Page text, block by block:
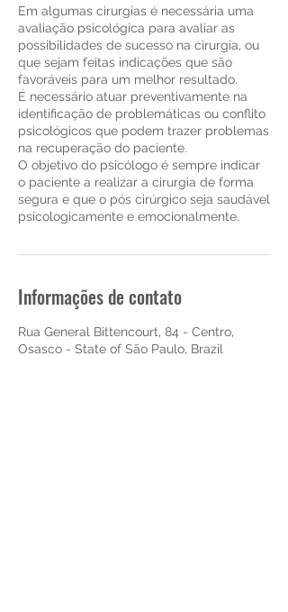
Em algumas cirurgias é necessária uma
avaliação psicológica para avaliar as
possibilidades de sucesso na cirurgia, ou
que sejam feitas indicações que são
favoráveis para um melhor resultado.
É necessário atuar preventivamente na
identificação de problemáticas ou conflito
psicológicos que podem trazer problemas
na recuperação do paciente.
O objetivo do psicólogo é sempre indicar
o paciente a realizar a cirurgia de forma
segura e que o pós cirúrgico seja saudável
psicologicamente e emocionalmente.
Informações de contato
Rua General Bittencourt, 84 - Centro,
Osasco - State of São Paulo, Brazil